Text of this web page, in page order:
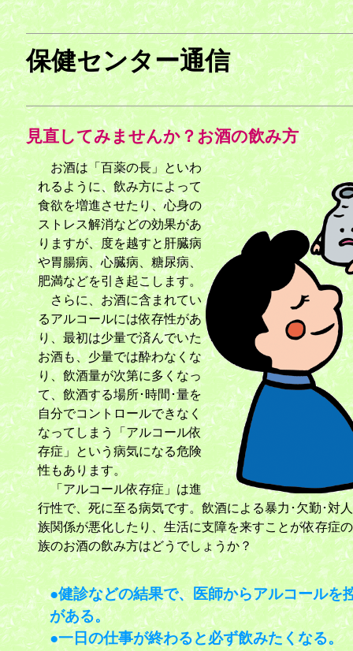
保健センター通信
見直してみませんか？お酒の飲み方
お酒は「百薬の長」といわ
れるように、飲み方によって
食欲を増進させたり、心身の
ストレス解消などの効果があ
りますが、度を越すと肝臓病
や胃腸病、心臓病、糖尿病、
肥満などを引き起こします。
さらに、お酒に含まれてい
るアルコールには依存性があ
り、最初は少量で済んでいた
お酒も、少量では酔わなくな
り、飲酒量が次第に多くなっ
て、飲酒する場所･時間･量を
自分でコントロールできなく
なってしまう「アルコール依
存症」という病気になる危険
性もあります。
「アルコール依存症」は進
行性で、死に至る病気です。飲酒による暴力･欠勤･対
族関係が悪化したり、生活に支障を来すことが依存症
族のお酒の飲み方はどうでしょうか？
●健診などの結果で、医師からアルコールを
がある。
●一日の仕事が終わると必ず飲みたくなる。